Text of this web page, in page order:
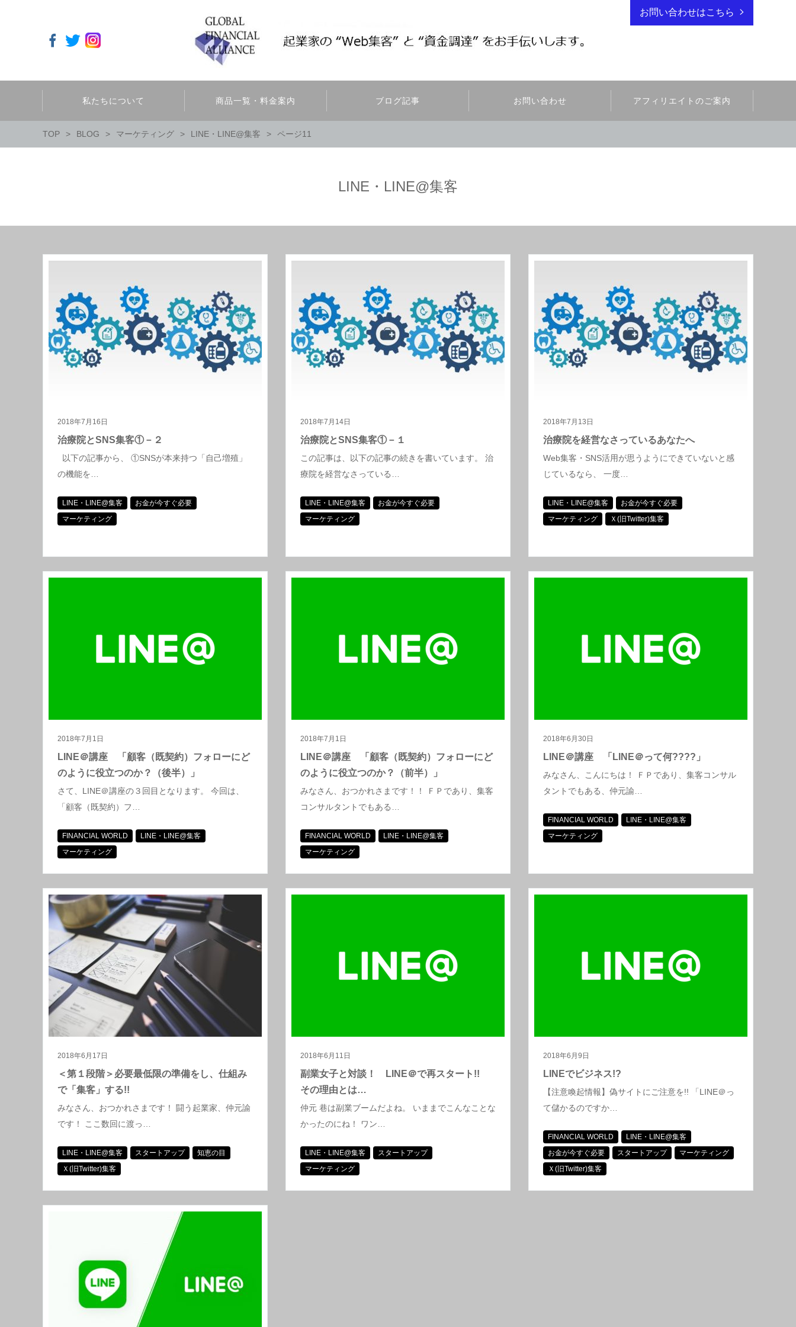
お問い合わせはこちら
私たちについて 商品一覧・料金案内 ブログ記事 お問い合わせ アフィリエイトのご案内
TOP BLOG マーケティング LINE・LINE@集客 ページ11
LINE・LINE@集客
2018年7月16日
治療院とSNS集客①－２
以下の記事から、 ①SNSが本来持つ「自己増殖」
の機能を…
LINE・LINE@集客
お金が今すぐ必要
マーケティング
2018年7月14日
治療院とSNS集客①－１
この記事は、以下の記事の続きを書いています。 治
療院を経営なさっている…
LINE・LINE@集客
お金が今すぐ必要
マーケティング
2018年7月13日
治療院を経営なさっているあなたへ
Web集客・SNS活用が思うようにできていないと感
じているなら、 一度…
LINE・LINE@集客
お金が今すぐ必要
マーケティング
Ｘ(旧Twitter)集客
2018年7月1日
LINE＠講座 「顧客（既契約）フォローにど
のように役立つのか？（後半）」
さて、LINE＠講座の３回目となります。 今回は、
「顧客（既契約）フ…
FINANCIAL WORLD
LINE・LINE@集客
マーケティング
2018年7月1日
LINE＠講座 「顧客（既契約）フォローにど
のように役立つのか？（前半）」
みなさん、おつかれさまです！！ ＦＰであり、集客
コンサルタントでもある…
FINANCIAL WORLD
LINE・LINE@集客
マーケティング
2018年6月30日
LINE＠講座 「LINE＠って何????」
みなさん、こんにちは！ ＦＰであり、集客コンサル
タントでもある、仲元諭…
FINANCIAL WORLD
LINE・LINE@集客
マーケティング
2018年6月17日
＜第１段階＞必要最低限の準備をし、仕組み
で「集客」する!!
みなさん、おつかれさまです！ 闘う起業家、仲元諭
です！ ここ数回に渡っ…
LINE・LINE@集客 スタートアップ
知恵の目
Ｘ(旧Twitter)集客
2018年6月11日
副業女子と対談！ LINE＠で再スタート!!
その理由とは…
仲元 巷は副業ブームだよね。 いままでこんなことな
かったのにね！ ワン…
LINE・LINE@集客
スタートアップ
マーケティング
2018年6月9日
LINEでビジネス!?
【注意喚起情報】偽サイトにご注意を!! 「LINE＠っ
て儲かるのですか…
FINANCIAL WORLD
LINE・LINE@集客
お金が今すぐ必要
スタートアップ
マーケティング
Ｘ(旧Twitter)集客